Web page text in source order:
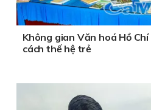
Không gian Văn hoá Hồ
cách thế hệ trẻ